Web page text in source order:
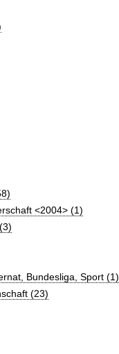
<2004> (1)
Bundesliga, Sport (1)
(23)